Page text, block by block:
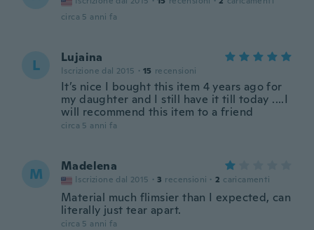
circa 5 anni fa
L Lujaina
Iscrizione dal 2015 · 15 recensioni
It’s nice I bought this item 4 years ago for
my daughter and I still have it till today ....I
will recommend this item to a friend
circa 5 anni fa
M Madelena
Iscrizione dal 2015 · 3 recensioni · 2 caricamenti
Material much flimsier than I expected, can
literally just tear apart.
circa 5 anni fa